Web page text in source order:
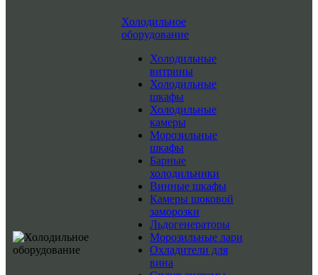
Холодильное
оборудование
Холодильные
витрины
Холодильные
шкафы
Холодильные
камеры
Морозильные
шкафы
Барные
холодильники
Винные шкафы
Камеры шоковой
заморозки
Льдогенераторы
Морозильные лари
Охладители для
вина